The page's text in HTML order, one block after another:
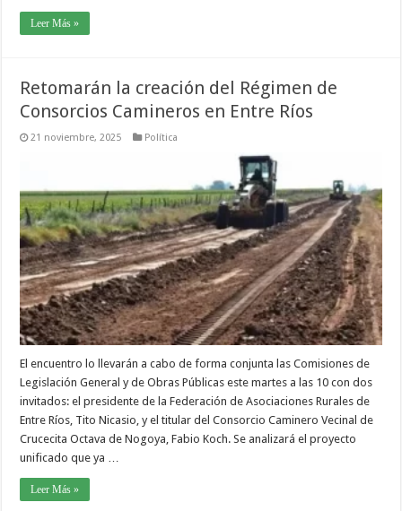
Leer Más »
Retomarán la creación del Régimen de
Consorcios Camineros en Entre Ríos
21 noviembre, 2025 Política
El encuentro lo llevarán a cabo de forma conjunta las Comisiones de
Legislación General y de Obras Públicas este martes a las 10 con dos
invitados: el presidente de la Federación de Asociaciones Rurales de
Entre Ríos, Tito Nicasio, y el titular del Consorcio Caminero Vecinal de
Crucecita Octava de Nogoya, Fabio Koch. Se analizará el proyecto
unificado que ya …
Leer Más »